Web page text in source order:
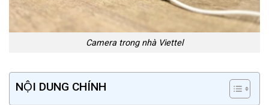
Camera trong nhà Viettel
NỘI DUNG CHÍNH